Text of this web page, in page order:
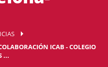
ICAB - COLEGIO
...